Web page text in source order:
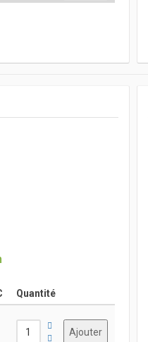
Quantité